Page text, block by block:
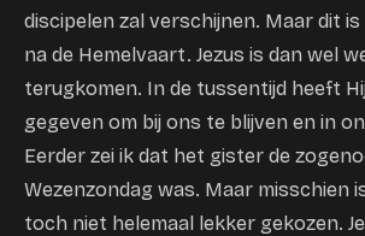
discipelen zal verschijnen. Maar dit
na de Hemelvaart. Jezus is dan wel
terugkomen. In de tussentijd heeft
gegeven om bij ons te blijven en in
Eerder zei ik dat het gister de
Wezenzondag was. Maar misschien
toch niet helemaal lekker gekozen.